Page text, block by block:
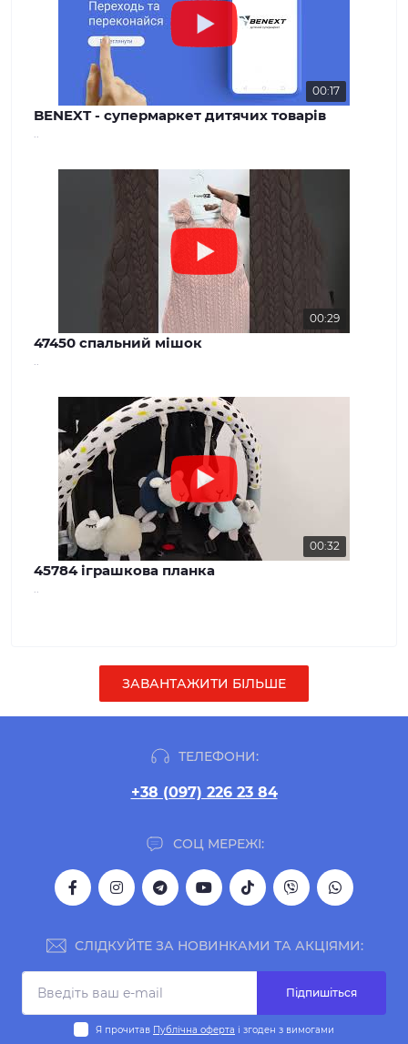
00:17
BENEXT - супермаркет дитячих товарів
00:29
47450 спальний мішок
00:32
45784 іграшкова планка
ЗАВАНТАЖИТИ БІЛЬШЕ
ТЕЛЕФОНИ:
+38 (097) 226 23 84
СОЦ МЕРЕЖІ:
СЛІДКУЙТЕ ЗА НОВИНКАМИ ТА АКЦІЯМИ:
Підпишіться
Я прочитав Публічна оферта і згоден з вимогами